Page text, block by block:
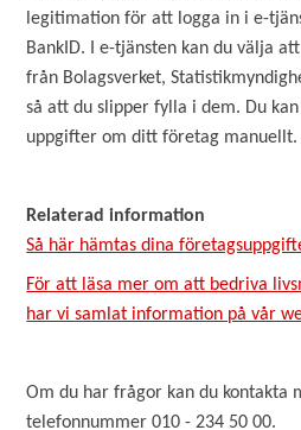
legitimation för att logga in i e-
BankID. I e-tjänsten kan du välja
från Bolagsverket,
så att du slipper fylla i dem. Du
uppgifter om ditt företag manuellt.
Relaterad information
Så här hämtas dina
För att läsa mer om att bedriva
har vi samlat information på vår
Om du har frågor kan du kontakta
telefonnummer 010 - 234 50 00.